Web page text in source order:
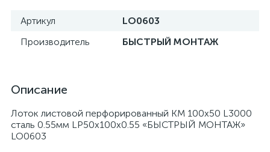
Артикул
LO0603
Производитель
БЫСТРЫЙ МОНТАЖ
Описание
Лоток листовой перфорированный КМ 100х50 L3000
сталь 0.55мм LP50х100х0.55 «БЫСТРЫЙ МОНТАЖ»
LO0603